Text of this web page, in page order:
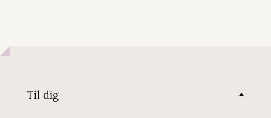
Til dig